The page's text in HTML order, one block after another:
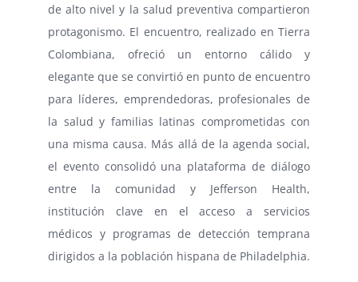
de alto nivel y la salud preventiva compartieron
protagonismo. El encuentro, realizado en Tierra
Colombiana, ofreció un entorno cálido y
elegante que se convirtió en punto de encuentro
para líderes, emprendedoras, profesionales de
la salud y familias latinas comprometidas con
una misma causa. Más allá de la agenda social,
el evento consolidó una plataforma de diálogo
entre la comunidad y Jefferson Health,
institución clave en el acceso a servicios
médicos y programas de detección temprana
dirigidos a la población hispana de Philadelphia.